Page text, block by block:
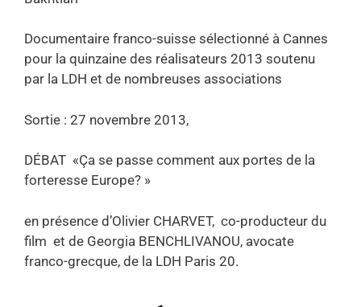
Documentaire franco-suisse sélectionné à Cannes
pour la quinzaine des réalisateurs 2013 soutenu
par la LDH et de nombreuses associations
Sortie : 27 novembre 2013,
DÉBAT «Ça se passe comment aux portes de la
forteresse Europe? »
en présence d’Olivier CHARVET, co-producteur du
film et de Georgia BENCHLIVANOU, avocate
franco-grecque, de la LDH Paris 20.